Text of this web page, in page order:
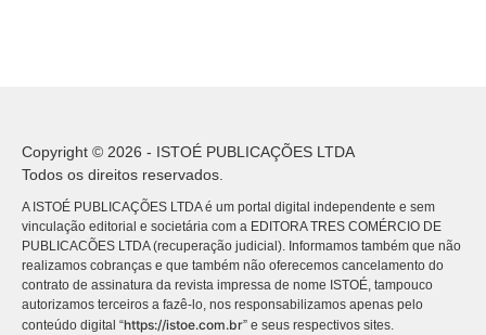
Copyright © 2026 - ISTOÉ PUBLICAÇÕES LTDA
Todos os direitos reservados.
A ISTOÉ PUBLICAÇÕES LTDA é um portal digital independente e sem
vinculação editorial e societária com a EDITORA TRES COMÉRCIO DE
PUBLICACÕES LTDA (recuperação judicial). Informamos também que não
realizamos cobranças e que também não oferecemos cancelamento do
contrato de assinatura da revista impressa de nome ISTOÉ, tampouco
autorizamos terceiros a fazê-lo, nos responsabilizamos apenas pelo
conteúdo digital “https://istoe.com.br” e seus respectivos sites.